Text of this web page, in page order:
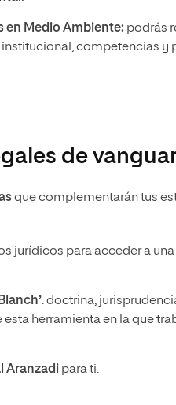
en Medio Ambiente: podrás
competencias y
de
que complementarán tus
jurídicos para acceder a
: doctrina,
herramienta en la que
Aranzadi para ti.